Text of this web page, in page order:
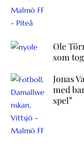
Ole
som
Jonas
med
spel”